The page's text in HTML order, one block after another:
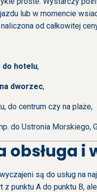
lub w momencie
od całkowitej
do hotelu,
dworzec,
do centrum czy na plaże,
do Ustronia Morskiego,
obsługa i
są do usług na
punktu A do punktu B,